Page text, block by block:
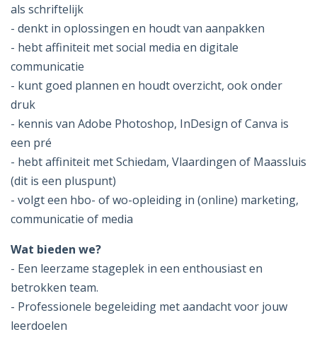
als schriftelijk
- denkt in oplossingen en houdt van aanpakken
- hebt affiniteit met social media en digitale
communicatie
- kunt goed plannen en houdt overzicht, ook onder
druk
- kennis van Adobe Photoshop, InDesign of Canva is
een pré
- hebt affiniteit met Schiedam, Vlaardingen of Maassluis
(dit is een pluspunt)
- volgt een hbo- of wo-opleiding in (online) marketing,
communicatie of media
Wat bieden we?
- Een leerzame stageplek in een enthousiast en
betrokken team.
- Professionele begeleiding met aandacht voor jouw
leerdoelen